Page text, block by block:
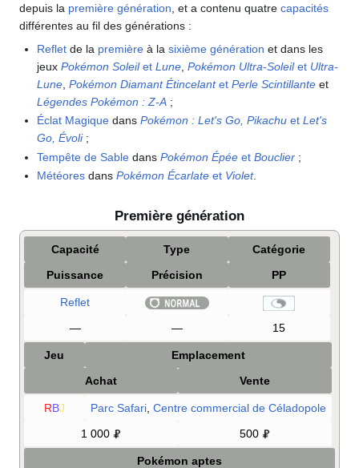
depuis la première génération , et a contenu quatre capacités
différentes au fil des générations :
Reflet de la première à lasixième génération et dans les
jeuxPokémon SoleiletLune ,Pokémon Ultra-Soleilet Ultra-
Lune ,Pokémon Diamant ÉtincelantetPerle Scintillante et
Légendes Pokémon :Z-A ;
Éclat Magique dansPokémon : Let's Go, Pikachu etLet's
Go, Évoli ;
Tempête de Sable dansPokémon Épée etBouclier ;
Météores dansPokémon Écarlate et Violet.
Première génération
Capacité Type
Catégorie
Puissance
Précision PP
Reflet
—
— 15
Jeu
Emplacement
Achat
Vente
RBJ Parc Safari, Centre commercial de Céladopole
1 000
500
Pokémon aptes